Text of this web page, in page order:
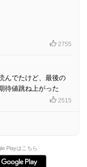
2755
んでたけど、最後の
待値跳ね上がった
2515
Playはこちら